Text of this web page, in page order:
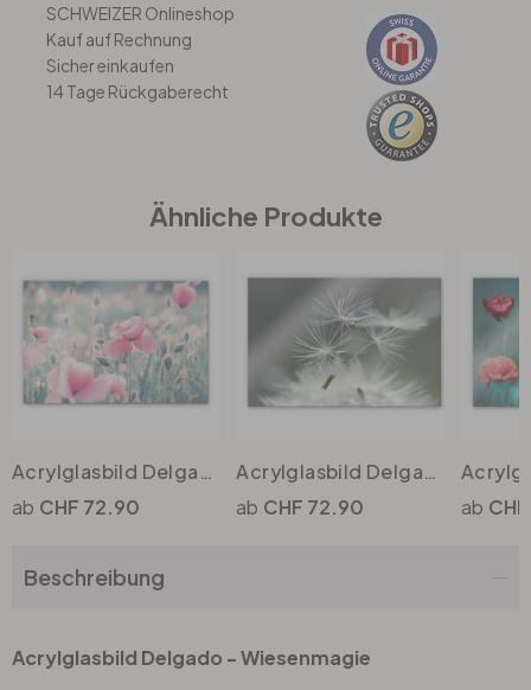
Küche
Büro
Eingangsbereich
SCHWEIZER Onlineshop
Kauf auf Rechnung
Sicher einkaufen
14 Tage Rückgaberecht
Ähnliche Produkte
Acrylglasbild Delgado - Mohnblumenmomente
CHF 72.90
Acrylglasbild Delgado - Pusteblumenvielfalt
CHF 72.90
Beschreibung
Acrylglasbild Delgado - Wiesenmagie